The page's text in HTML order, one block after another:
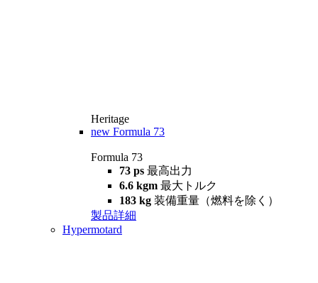
Heritage
new Formula 73
Formula 73
73 ps 最高出力
6.6 kgm 最大トルク
183 kg 装備重量（燃料を除く）
製品詳細
Hypermotard